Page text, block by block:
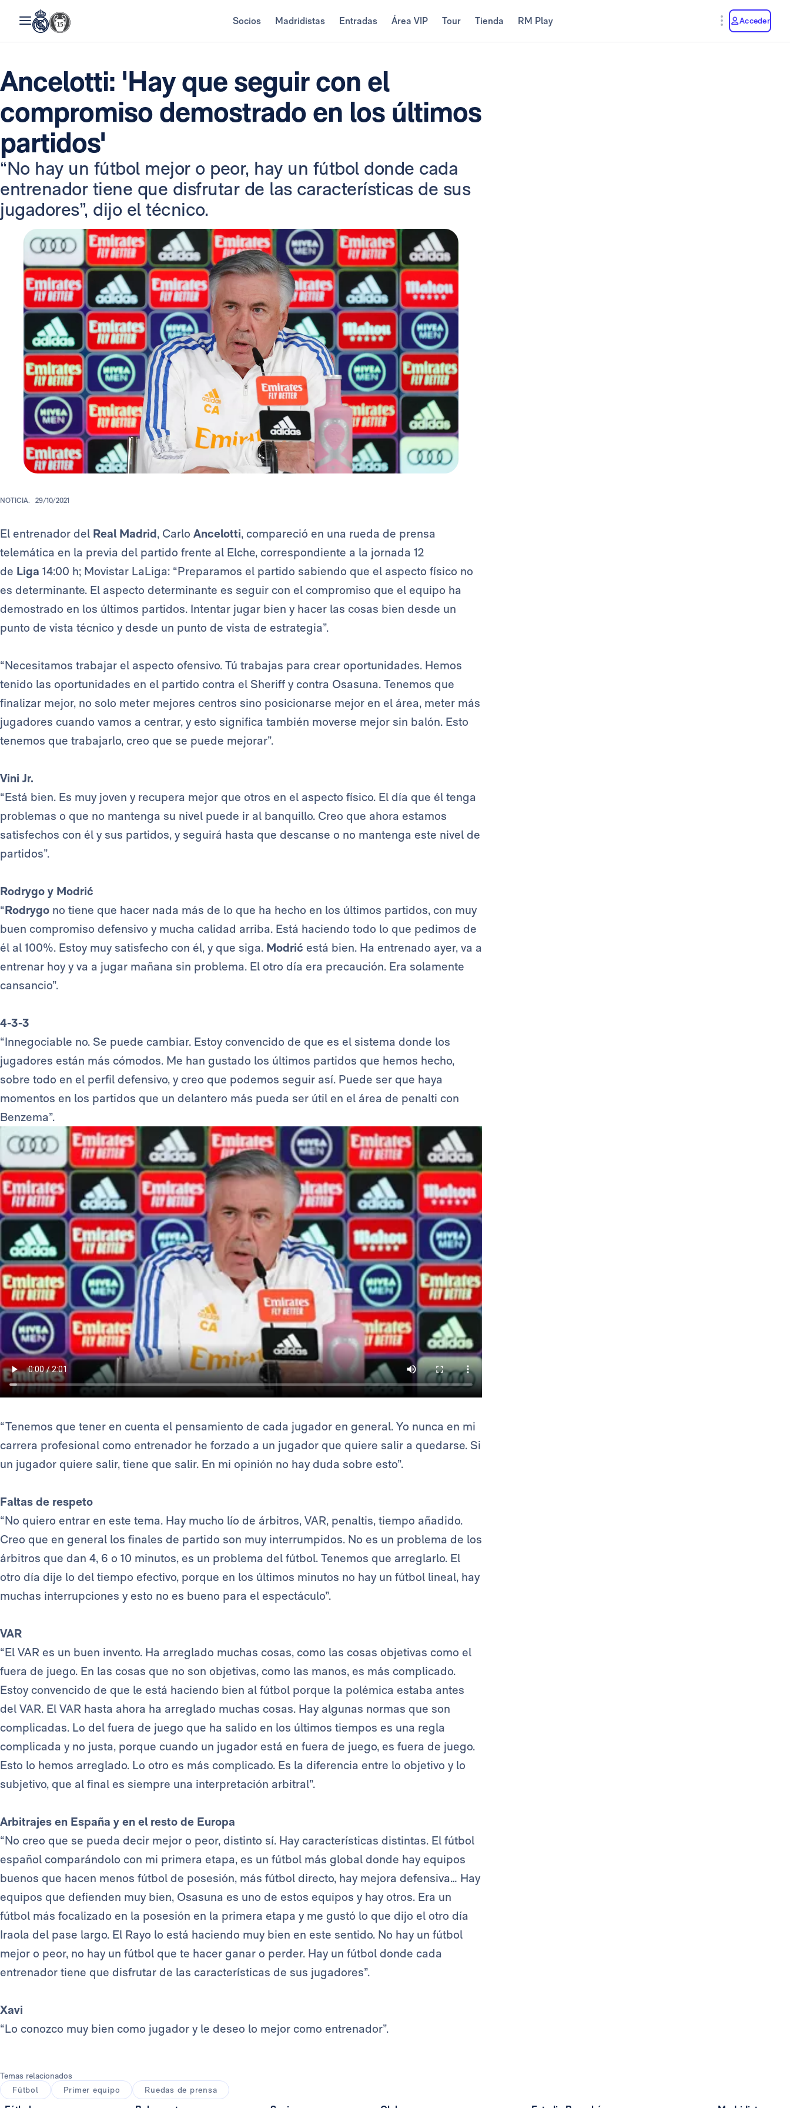
Socios Madridistas Entradas Área VIP Tour Tienda RM Play Acceder
Ancelotti: 'Hay que seguir con el
compromiso demostrado en los últimos
partidos'
“No hay un fútbol mejor o peor, hay un fútbol donde cada
entrenador tiene que disfrutar de las características de sus
jugadores”, dijo el técnico.
NOTICIA. 29/10/2021
El entrenador del Real Madrid, Carlo Ancelotti, compareció en una rueda de prensa
telemática en la previa del partido frente al Elche, correspondiente a la jornada 12
de Liga 14:00 h; Movistar LaLiga: “Preparamos el partido sabiendo que el aspecto físico no
es determinante. El aspecto determinante es seguir con el compromiso que el equipo ha
demostrado en los últimos partidos. Intentar jugar bien y hacer las cosas bien desde un
punto de vista técnico y desde un punto de vista de estrategia”.
“Necesitamos trabajar el aspecto ofensivo. Tú trabajas para crear oportunidades. Hemos
tenido las oportunidades en el partido contra el Sheriff y contra Osasuna. Tenemos que
finalizar mejor, no solo meter mejores centros sino posicionarse mejor en el área, meter más
jugadores cuando vamos a centrar, y esto significa también moverse mejor sin balón. Esto
tenemos que trabajarlo, creo que se puede mejorar”.
Vini Jr.
“Está bien. Es muy joven y recupera mejor que otros en el aspecto físico. El día que él tenga
problemas o que no mantenga su nivel puede ir al banquillo. Creo que ahora estamos
satisfechos con él y sus partidos, y seguirá hasta que descanse o no mantenga este nivel de
partidos”.
Rodrygo y Modrić
“Rodrygo no tiene que hacer nada más de lo que ha hecho en los últimos partidos, con muy
buen compromiso defensivo y mucha calidad arriba. Está haciendo todo lo que pedimos de
él al 100%. Estoy muy satisfecho con él, y que siga. Modrić está bien. Ha entrenado ayer, va a
entrenar hoy y va a jugar mañana sin problema. El otro día era precaución. Era solamente
cansancio”.
4-3-3
“Innegociable no. Se puede cambiar. Estoy convencido de que es el sistema donde los
jugadores están más cómodos. Me han gustado los últimos partidos que hemos hecho,
sobre todo en el perfil defensivo, y creo que podemos seguir así. Puede ser que haya
momentos en los partidos que un delantero más pueda ser útil en el área de penalti con
Benzema”.
“Tenemos que tener en cuenta el pensamiento de cada jugador en general. Yo nunca en mi
carrera profesional como entrenador he forzado a un jugador que quiere salir a quedarse. Si
un jugador quiere salir, tiene que salir. En mi opinión no hay duda sobre esto”.
Faltas de respeto
“No quiero entrar en este tema. Hay mucho lío de árbitros, VAR, penaltis, tiempo añadido.
Creo que en general los finales de partido son muy interrumpidos. No es un problema de los
árbitros que dan 4, 6 o 10 minutos, es un problema del fútbol. Tenemos que arreglarlo. El
otro día dije lo del tiempo efectivo, porque en los últimos minutos no hay un fútbol lineal, hay
muchas interrupciones y esto no es bueno para el espectáculo”.
VAR
“El VAR es un buen invento. Ha arreglado muchas cosas, como las cosas objetivas como el
fuera de juego. En las cosas que no son objetivas, como las manos, es más complicado.
Estoy convencido de que le está haciendo bien al fútbol porque la polémica estaba antes
del VAR. El VAR hasta ahora ha arreglado muchas cosas. Hay algunas normas que son
complicadas. Lo del fuera de juego que ha salido en los últimos tiempos es una regla
complicada y no justa, porque cuando un jugador está en fuera de juego, es fuera de juego.
Esto lo hemos arreglado. Lo otro es más complicado. Es la diferencia entre lo objetivo y lo
subjetivo, que al final es siempre una interpretación arbitral”.
Arbitrajes en España y en el resto de Europa
“No creo que se pueda decir mejor o peor, distinto sí. Hay características distintas. El fútbol
español comparándolo con mi primera etapa, es un fútbol más global donde hay equipos
buenos que hacen menos fútbol de posesión, más fútbol directo, hay mejora defensiva… Hay
equipos que defienden muy bien, Osasuna es uno de estos equipos y hay otros. Era un
fútbol más focalizado en la posesión en la primera etapa y me gustó lo que dijo el otro día
Iraola del pase largo. El Rayo lo está haciendo muy bien en este sentido. No hay un fútbol
mejor o peor, no hay un fútbol que te hacer ganar o perder. Hay un fútbol donde cada
entrenador tiene que disfrutar de las características de sus jugadores”.
Xavi
“Lo conozco muy bien como jugador y le deseo lo mejor como entrenador”.
Temas relacionados
Fútbol
Primer equipo Ruedas de prensa